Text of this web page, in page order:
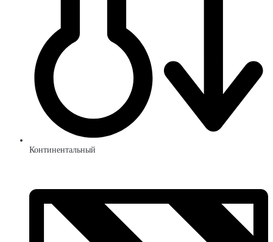
Континентальный